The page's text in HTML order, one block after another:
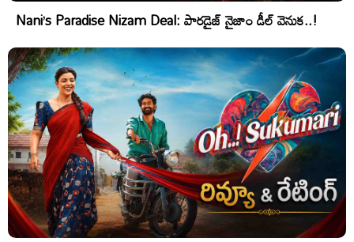
Nani’s Paradise Nizam Deal: పారడైజ్ నైజాం డీల్ వెనుక..!